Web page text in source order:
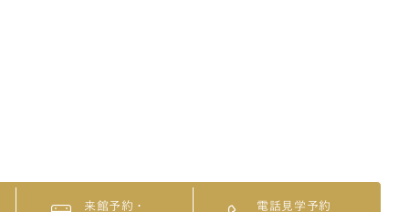
来館予約・ 電話見学予約